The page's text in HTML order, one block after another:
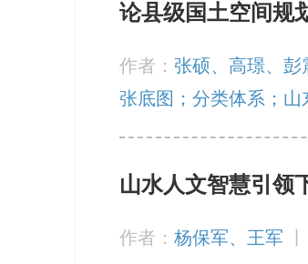
论县级国土空间规
作者：张硕、高璟、彭
张底图；分类体系；山
山水人文智慧引领
作者：杨保军、王军